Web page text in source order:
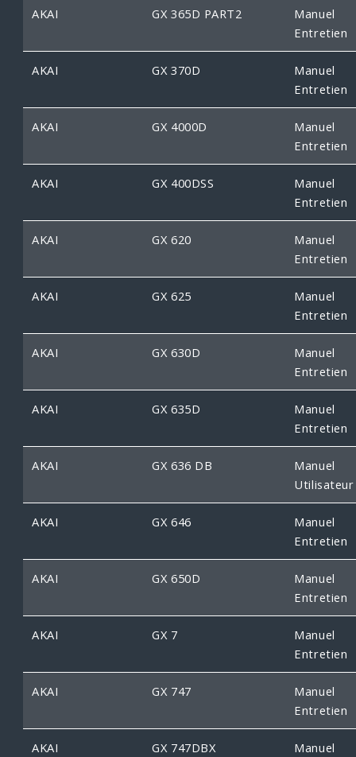
AKAI GX 365D PART2
Manuel
Entretien
AKAI GX 370D
Manuel
Entretien
AKAI GX 4000D
Manuel
Entretien
AKAI GX 400DSS
Manuel
Entretien
AKAI GX 620
Manuel
Entretien
AKAI GX 625
Manuel
Entretien
AKAI GX 630D
Manuel
Entretien
AKAI GX 635D
Manuel
Entretien
AKAI GX 636 DB
Manuel
Utilisateur
AKAI GX 646
Manuel
Entretien
AKAI GX 650D
Manuel
Entretien
AKAI GX 7
Manuel
Entretien
AKAI GX 747
Manuel
Entretien
AKAI GX 747DBX
Manuel